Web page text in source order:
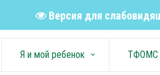
Версия для
Я и мой ребенок keyboard_arrow_down ТФОМС